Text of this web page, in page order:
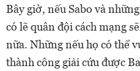
Bây giờ, nếu Sabo và
có lẽ quân đội cách mạng
nữa. Những nếu họ có thể
thành công giải cứu được